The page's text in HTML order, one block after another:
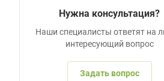
Нужна консультация?
Наши специалисты ответят на
интересующий вопрос
Задать вопрос